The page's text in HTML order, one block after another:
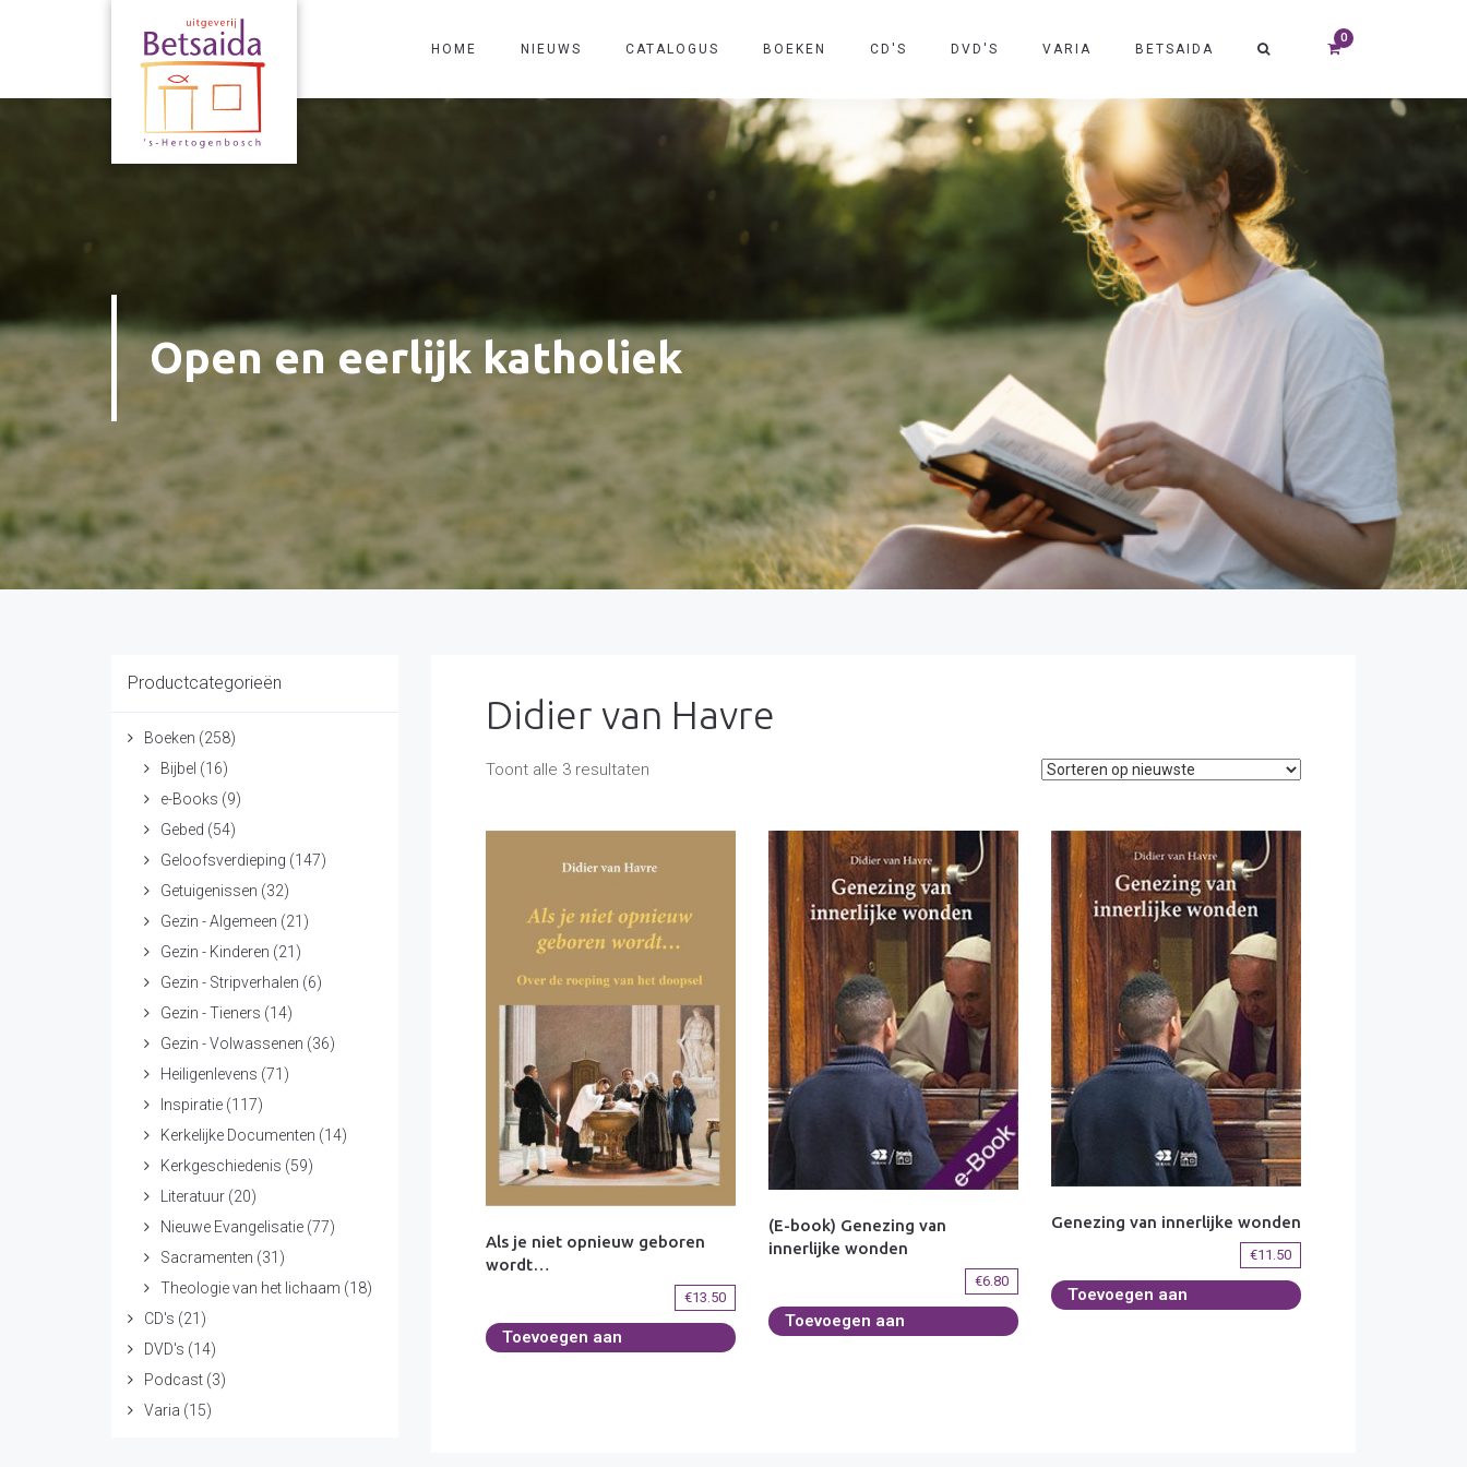
HOME NIEUWS CATALOGUS BOEKEN CD'S DVD'S VARIA BETSAIDA
Open en eerlijk katholiek
Productcategorieën
Boeken (258)
Bijbel (16)
e-Books (9)
Gebed (54)
Geloofsverdieping (147)
Getuigenissen (32)
Gezin - Algemeen (21)
Gezin - Kinderen (21)
Gezin - Stripverhalen (6)
Gezin - Tieners (14)
Gezin - Volwassenen (36)
Heiligenlevens (71)
Inspiratie (117)
Kerkelijke Documenten (14)
Kerkgeschiedenis (59)
Literatuur (20)
Nieuwe Evangelisatie (77)
Sacramenten (31)
Theologie van het lichaam (18)
CD's (21)
DVD's (14)
Podcast (3)
Varia (15)
Didier van Havre
Toont alle 3 resultatenGesorteerd
Als je niet opnieuw geboren
wordt…
€13.50
Toevoegen aan
(E-book) Genezing van
innerlijke wonden
€6.80
Toevoegen aan
Genezing van innerlijke wonden
€11.50
Toevoegen aan